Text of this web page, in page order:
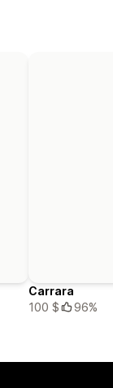
Carrara
100 $
96%